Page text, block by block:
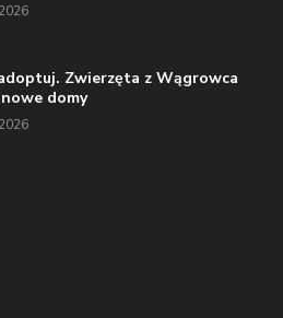
Zwierzęta z Wągrowca
domy